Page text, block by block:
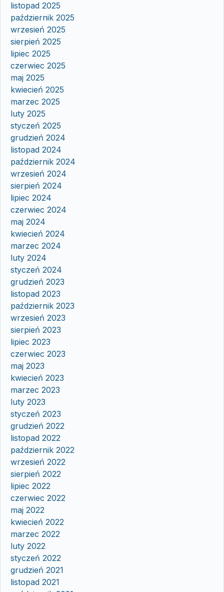
listopad 2025
październik 2025
wrzesień 2025
sierpień 2025
lipiec 2025
czerwiec 2025
maj 2025
kwiecień 2025
marzec 2025
luty 2025
styczeń 2025
grudzień 2024
listopad 2024
październik 2024
wrzesień 2024
sierpień 2024
lipiec 2024
czerwiec 2024
maj 2024
kwiecień 2024
marzec 2024
luty 2024
styczeń 2024
grudzień 2023
listopad 2023
październik 2023
wrzesień 2023
sierpień 2023
lipiec 2023
czerwiec 2023
maj 2023
kwiecień 2023
marzec 2023
luty 2023
styczeń 2023
grudzień 2022
listopad 2022
październik 2022
wrzesień 2022
sierpień 2022
lipiec 2022
czerwiec 2022
maj 2022
kwiecień 2022
marzec 2022
luty 2022
styczeń 2022
grudzień 2021
listopad 2021